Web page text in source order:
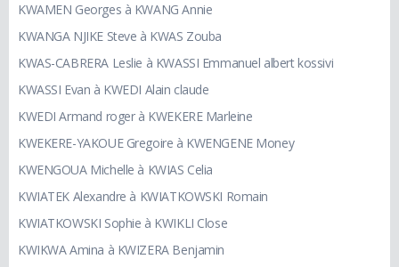
KWAMEN Georges à KWANG Annie
KWANGA NJIKE Steve à KWAS Zouba
KWAS-CABRERA Leslie à KWASSI Emmanuel albert kossivi
KWASSI Evan à KWEDI Alain claude
KWEDI Armand roger à KWEKERE Marleine
KWEKERE-YAKOUE Gregoire à KWENGENE Money
KWENGOUA Michelle à KWIAS Celia
KWIATEK Alexandre à KWIATKOWSKI Romain
KWIATKOWSKI Sophie à KWIKLI Close
KWIKWA Amina à KWIZERA Benjamin